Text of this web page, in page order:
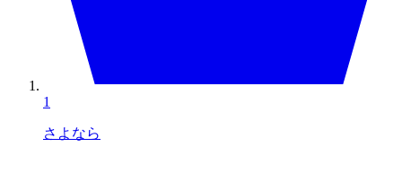
1
さよなら